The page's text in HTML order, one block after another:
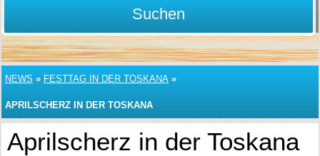
Suchen
NEWS » FESTTAG IN DER TOSKANA »
APRILSCHERZ IN DER TOSKANA
Aprilscherz in der Toskana